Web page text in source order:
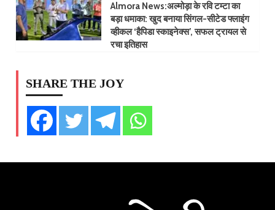
Almora News:अल्मोड़ा के रवि टम्टा का
बड़ा धमाका: खुद बनाया सिंगल-सीटेड फ्लाइंग
व्हीकल ‘हैपिडा स्काइनेक्स’, सफल ट्रायल से
रचा इतिहास
SHARE THE JOY